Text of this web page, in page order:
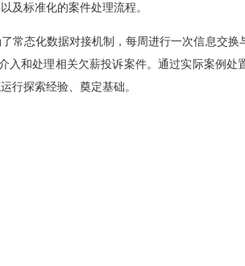
及标准化的案件处理流程。
态化数据对接机制，每周进行一次信息交换
入和处理相关欠薪投诉案件。通过实际案例处
行探索经验、奠定基础。